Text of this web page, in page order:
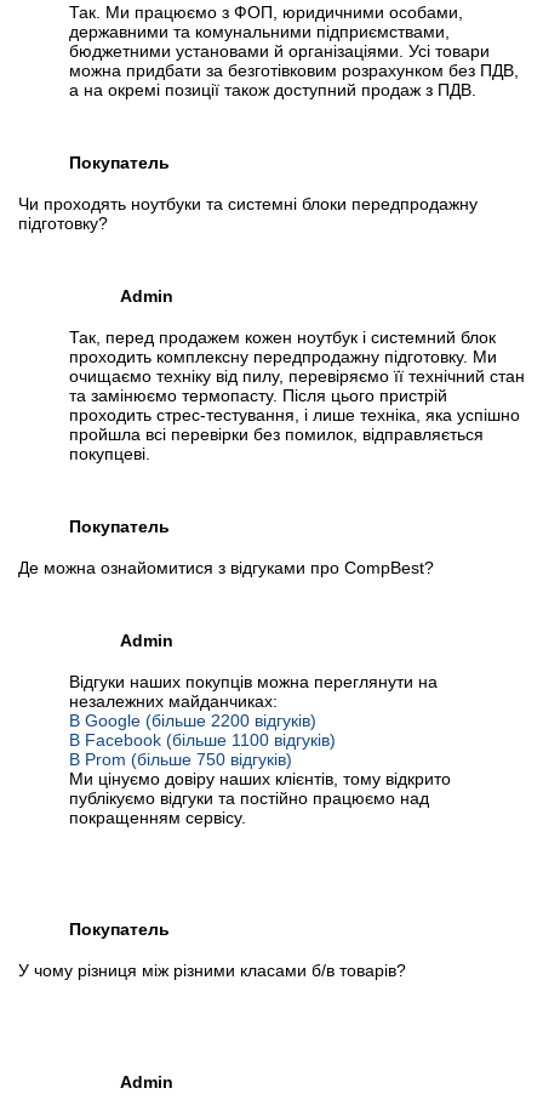
Так. Ми працюємо з ФОП, юридичними особами,
державними та комунальними підприємствами,
бюджетними установами й організаціями. Усі товари
можна придбати за безготівковим розрахунком без ПДВ,
а на окремі позиції також доступний продаж з ПДВ.
Покупатель
Чи проходять ноутбуки та системні блоки передпродажну
підготовку?
Admin
Так, перед продажем кожен ноутбук і системний блок
проходить комплексну передпродажну підготовку. Ми
очищаємо техніку від пилу, перевіряємо її технічний стан
та замінюємо термопасту. Після цього пристрій
проходить стрес-тестування, і лише техніка, яка успішно
пройшла всі перевірки без помилок, відправляється
покупцеві.
Покупатель
Де можна ознайомитися з відгуками про CompBest?
Admin
Відгуки наших покупців можна переглянути на
незалежних майданчиках:
В Google (більше 2200 відгуків)
В Facebook (більше 1100 відгуків)
В Prom (більше 750 відгуків)
Ми цінуємо довіру наших клієнтів, тому відкрито
публікуємо відгуки та постійно працюємо над
покращенням сервісу.
Покупатель
У чому різниця між різними класами б/в товарів?
Admin